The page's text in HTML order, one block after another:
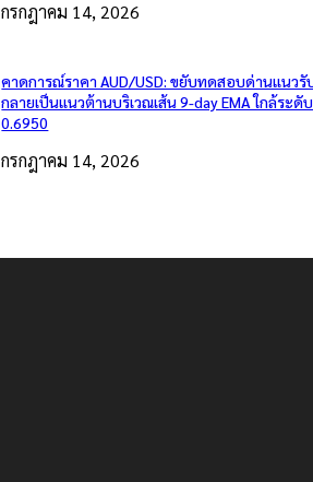
กรกฎาคม 14, 2026
คาดการณ์ราคา AUD/USD: ขยับทดสอบด่านแนวรั
กลายเป็นแนวต้านบริเวณเส้น 9-day EMA ใกล้ระดับ
0.6950
กรกฎาคม 14, 2026